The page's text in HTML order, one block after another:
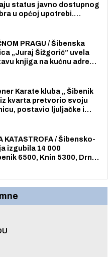
status javno dostupnog
u općoj upotrebi.
PRAGU / Šibenska
„Juraj Šižgorić” uvela
knjiga na kućnu adresu
Karate kluba „ Šibenik
iz kvarta pretvorio svoju
postavio ljuljačke i
KATASTROFA / Šibensko-
izgubila 14 000
6500, Knin 5300, Drniš